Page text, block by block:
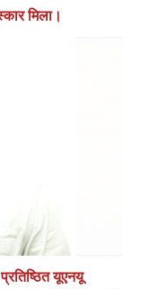
मिला।
यूएनयू